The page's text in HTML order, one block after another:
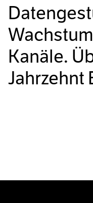
Kanäle.
Jahrzehnt